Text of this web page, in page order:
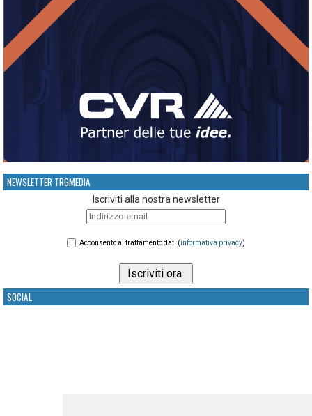
NEWSLETTER TRGMEDIA
Iscriviti alla nostra newsletter
Acconsento al trattamento dati (informativa privacy)
SOCIAL